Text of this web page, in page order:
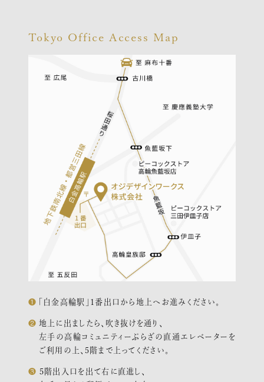
Tokyo Office Access Map
「白金高輪駅」１番出口から地上へお進みください。
地上に出ましたら、吹き抜けを通り、
左手の高輪コミュニティーぷらざの直通エレベーターを
ご利用の上、5階まで上ってください。
５階出入口を出て右に直進し、